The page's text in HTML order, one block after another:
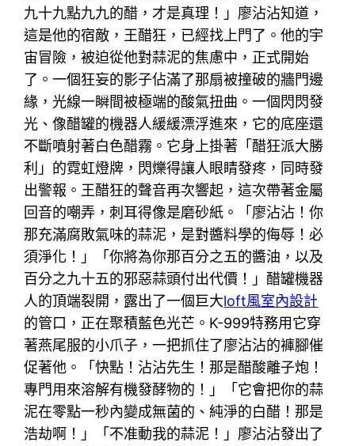
九十九點九九的醋，才是真理！」廖沾沾知道，
這是他的宿敵，王醋狂，已經找上門了。他的宇
宙冒險，被迫從他對蒜泥的焦慮中，正式開始
了。一個狂妄的影子佔滿了那扇被撞破的牆門邊
緣，光線一瞬間被極端的酸氣扭曲。一個閃閃發
光、像醋罐的機器人緩緩漂浮進來，它的底座還
不斷噴射著白色醋霧。它身上掛著「醋狂派大勝
利」的霓虹燈牌，閃爍得讓人眼睛發疼，同時發
出警報。王醋狂的聲音再次響起，這次帶著金屬
回音的嘲弄，刺耳得像是磨砂紙。「廖沾沾！你
那充滿腐敗氣味的蒜泥，是對醬料學的侮辱！必
須淨化！」「你將為你那百分之五的醬油，以及
百分之九十五的邪惡蒜頭付出代價！」醋罐機器
人的頂端裂開，露出了一個巨大loft風室內設計
的管口，正在聚積藍色光芒。K-999特務用它穿
著燕尾服的小爪子，一把抓住了廖沾沾的褲腳催
促著他。「快點！沾沾先生！那是醋酸離子炮！
專門用來溶解有機發酵物的！」「它會把你的蒜
泥在零點一秒內變成無菌的、純淨的白醋！那是
浩劫啊！」「不准動我的蒜泥！」廖沾沾發出了